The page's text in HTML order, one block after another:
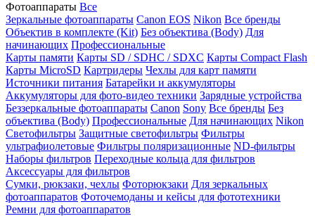
Фотоаппараты Все
Зеркальные фотоаппараты Canon EOS Nikon Все бренды
Объектив в комплекте (Kit) Без объектива (Body) Для
начинающих Профессиональные
Карты памяти Карты SD / SDHC / SDXC Карты Compact Flash
Карты MicroSD Картридеры Чехлы для карт памяти
Источники питания Батарейки и аккумуляторы
Аккумуляторы для фото-видео техники Зарядные устройства
Беззеркальные фотоаппараты Canon Sony Все бренды Без
объектива (Body) Профессиональные Для начинающих Nikon
Светофильтры Защитные светофильтры Фильтры
ультрафиолетовые Фильтры поляризационные ND-фильтры
Наборы фильтров Переходные кольца для фильтров
Аксессуары для фильтров
Сумки, рюкзаки, чехлы Фоторюкзаки Для зеркальных
фотоаппаратов Фоточемоданы и кейсы для фототехники
Ремни для фотоаппаратов